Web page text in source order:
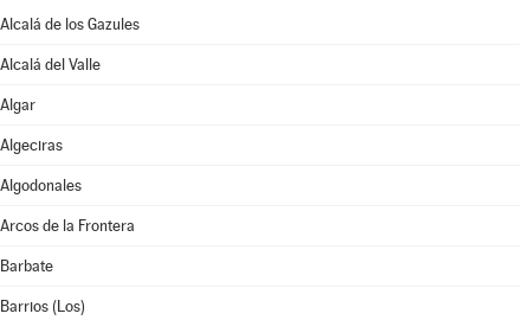
Alcalá de los Gazules
Alcalá del Valle
Algar
Algeciras
Algodonales
Arcos de la Frontera
Barbate
Barrios (Los)